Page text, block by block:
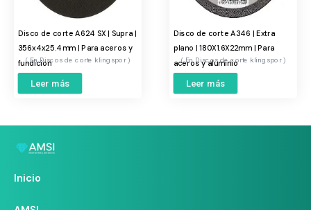
Disco de corte A624 SX | Supra |
356x4x25.4mm | Para aceros y
fundicionDiscos de corte klingspor
Leer más
Disco de corte A346 | Extra
plano | 180X1.6X22mm | Para
aceros y aluminio
Discos de corte klingspor
Leer más
Inicio